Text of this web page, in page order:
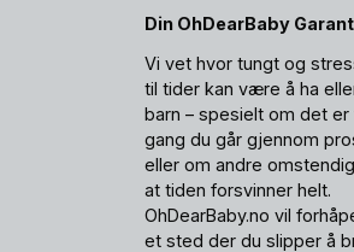
Din OhDearBaby
Vi vet hvor tungt og
til tider kan være å ha
barn – spesielt om det
gang du går gjennom
eller om andre
at tiden forsvinner helt.
OhDearBaby.no vil
et sted der du slipper å